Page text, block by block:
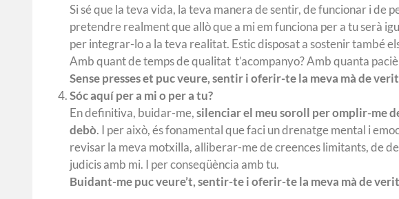
Si sé que la teva vida, la teva manera de sentir, de funcionar i de
pretendre realment que allò que a mi em funciona per a tu serà
per integrar-lo a la teva realitat. Estic disposat a sostenir també
Amb quant de temps de qualitat t’acompanyo? Amb quanta
Sense presses et puc veure, sentir i oferir-te la meva mà de
Sóc aquí per a mi o per a tu?
En definitiva, buidar-me, silenciar el meu soroll per omplir-me
debò. I per això, és fonamental que faci un drenatge mental i
revisar la meva motxilla, alliberar-me de creences limitants, de
judicis amb mi. I per conseqüència amb tu.
Buidant-me puc veure’t, sentir-te i oferir-te la meva mà de